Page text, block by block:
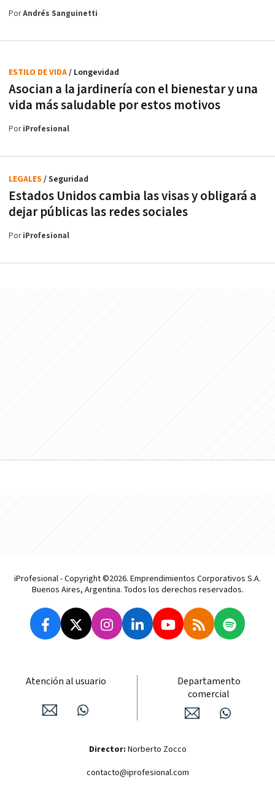
PorAndrés Sanguinetti
Asocian a la jardinería con el bienestar y una
vida más saludable por estos motivos
ESTILO DE VIDA/ Longevidad
PoriProfesional
Estados Unidos cambia las visas y obligará a
dejar públicas las redes sociales
LEGALES / Seguridad
PoriProfesional
iProfesional - Copyright ©2026. Emprendimientos Corporativos S.A.
Buenos Aires, Argentina. Todos los derechos reservados.
Atención al usuario
Departamento
comercial
Director: Norberto Zocco
contacto@iprofesional.com